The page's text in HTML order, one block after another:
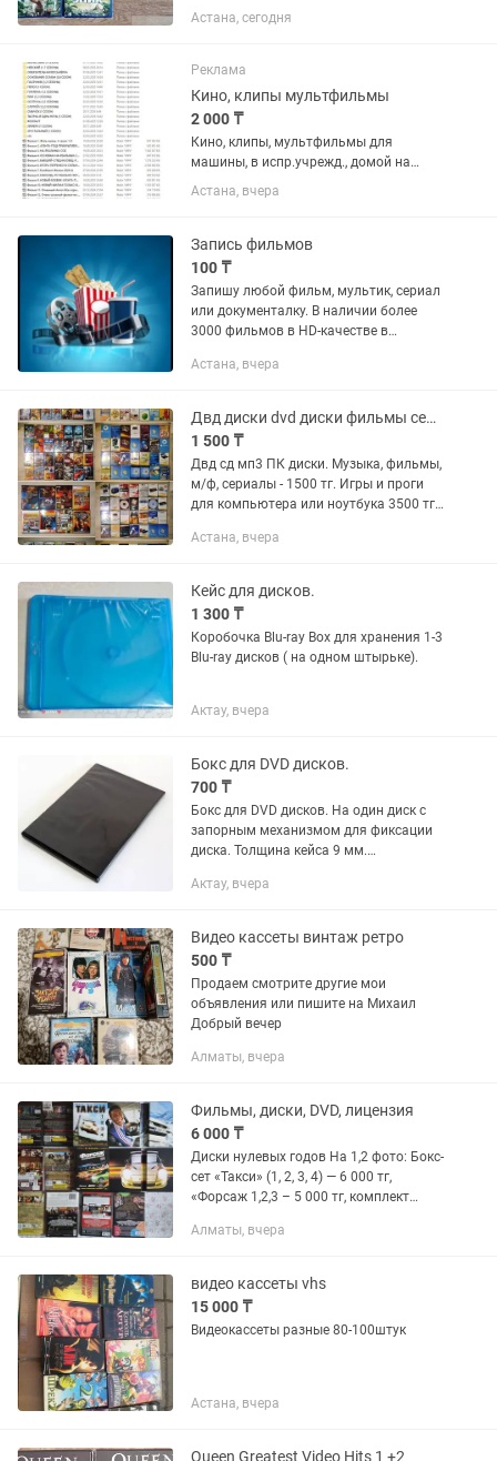
монстров на 2дисках - 8000тг,
остальные блю-рей диски по 5000тг
Астана, сегодня
Реклама
Кино, клипы мультфильмы
2 000 ₸
Кино, клипы, мультфильмы для
машины, в испр.учрежд., домой на
носителях, флешки, диски, жесткие
Астана, вчера
Запись фильмов
100 ₸
Запишу любой фильм, мультик, сериал
или документалку. В наличии более
3000 фильмов в HD-качестве в
могу предоставить список на телефон.
Астана, вчера
Двд диски dvd диски фильмы сериалы мультфильмы. Район Технопарка.
1 500 ₸
Двд сд мп3 ПК диски. Музыка, фильмы,
м/ф, сериалы - 1500 тг. Игры и проги
для компьютера или ноутбука 3500 тг
прослушивания дисков смотрите на 9
Астана, вчера
Кейс для дисков.
1 300 ₸
Коробочка Blu-ray Box для хранения 1-3
Blu-ray дисков ( на одном штырьке).
Актау, вчера
Бокс для DVD дисков.
700 ₸
Бокс для DVD дисков. На один диск с
запорным механизмом для фиксации
диска. Толщина кейса 9 мм.
Актау, вчера
Видео кассеты винтаж ретро
500 ₸
Продаем смотрите другие мои
объявления или пишите на Михаил
Добрый вечер
Алматы, вчера
Фильмы, диски, DVD, лицензия
6 000 ₸
Диски нулевых годов На 1,2 фото: Бокс-
сет «Такси» (1, 2, 3, 4) — 6 000 тг,
«Форсаж 1,2,3 – 5 000 тг, комплект
«Трилогия Оушена» (11, 12, 13 друзей
Алматы, вчера
видео кассеты vhs
15 000 ₸
Видеокассеты разные 80-100штук
Астана, вчера
Queen Greatest Video Hits 1 +2